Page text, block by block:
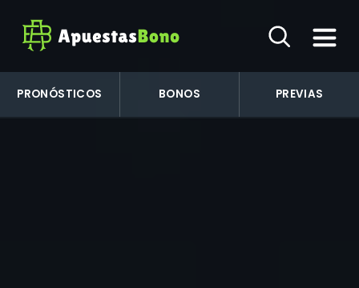
PRONÓSTICOS BONOS PREVIAS